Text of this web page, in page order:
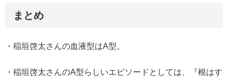
まとめ
・稲垣啓太さんの血液型はA型。
・稲垣啓太さんのA型らしいエピソードとしては、『根はす